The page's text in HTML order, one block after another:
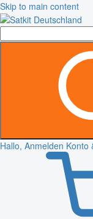
Skip to main content
Hallo, Anmelden Konto